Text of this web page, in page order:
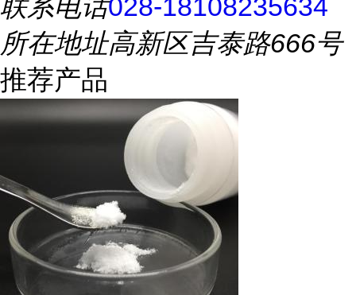
联系电话028-18108235634
所在地址高新区吉泰路666号
推荐产品